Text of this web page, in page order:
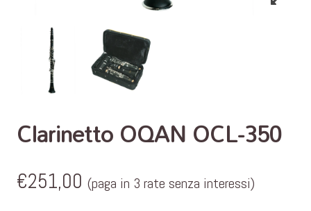
Clarinetto OQAN OCL-350
€251,00 (paga in 3 rate senza interessi)